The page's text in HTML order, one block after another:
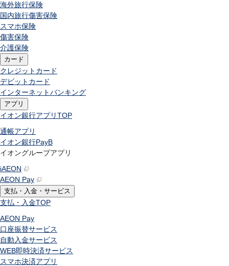
海外旅行保険
国内旅行傷害保険
スマホ保険
傷害保険
介護保険
カード
クレジットカード
デビットカード
インターネットバンキング
アプリ
イオン銀行アプリTOP
通帳アプリ
イオン銀行PayB
イオングループアプリ
iAEON
AEON Pay
支払・入金・サービス
支払・入金TOP
AEON Pay
口座振替サービス
自動入金サービス
WEB即時決済サービス
スマホ決済アプリ